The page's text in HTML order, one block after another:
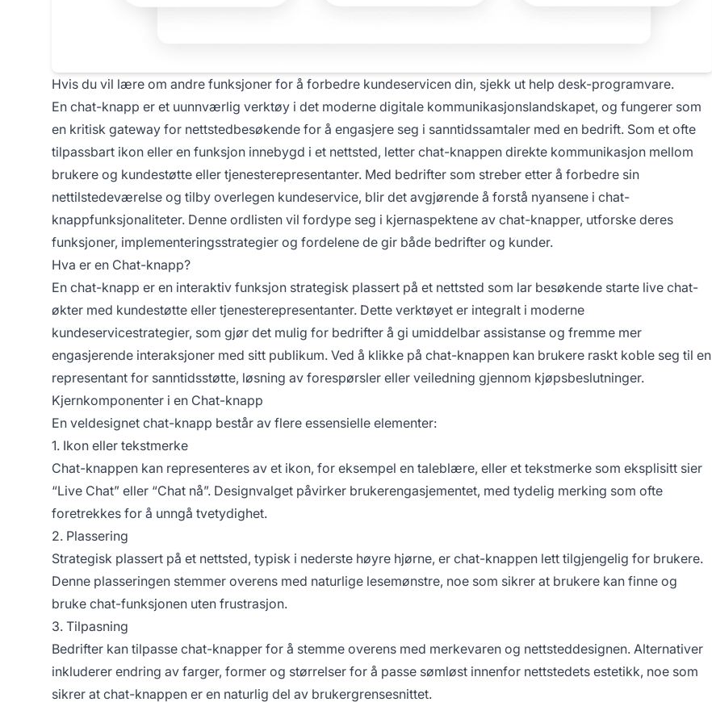
Hvis du vil lære om andre funksjoner for å forbedre kundeservicen din, sjekk ut help desk-programvare.
En chat-knapp er et uunnværlig verktøy i det moderne digitale kommunikasjonslandskapet, og fungerer som
en kritisk gateway for nettstedbesøkende for å engasjere seg i sanntidssamtaler med en bedrift. Som et ofte
tilpassbart ikon eller en funksjon innebygd i et nettsted, letter chat-knappen direkte kommunikasjon mellom
brukere og kundestøtte eller tjenesterepresentanter. Med bedrifter som streber etter å forbedre sin
nettilstedeværelse og tilby overlegen kundeservice, blir det avgjørende å forstå nyansene i chat-
knappfunksjonaliteter. Denne ordlisten vil fordype seg i kjernaspektene av chat-knapper, utforske deres
funksjoner, implementeringsstrategier og fordelene de gir både bedrifter og kunder.
Hva er en Chat-knapp?
En chat-knapp er en interaktiv funksjon strategisk plassert på et nettsted som lar besøkende starte live chat-
økter med kundestøtte eller tjenesterepresentanter. Dette verktøyet er integralt i moderne
kundeservicestrategier, som gjør det mulig for bedrifter å gi umiddelbar assistanse og fremme mer
engasjerende interaksjoner med sitt publikum. Ved å klikke på chat-knappen kan brukere raskt koble seg til en
representant for sanntidsstøtte, løsning av forespørsler eller veiledning gjennom kjøpsbeslutninger.
Kjernkomponenter i en Chat-knapp
En veldesignet chat-knapp består av flere essensielle elementer:
1. Ikon eller tekstmerke
Chat-knappen kan representeres av et ikon, for eksempel en taleblære, eller et tekstmerke som eksplisitt sier
“Live Chat” eller “Chat nå”. Designvalget påvirker brukerengasjementet, med tydelig merking som ofte
foretrekkes for å unngå tvetydighet.
2. Plassering
Strategisk plassert på et nettsted, typisk i nederste høyre hjørne, er chat-knappen lett tilgjengelig for brukere.
Denne plasseringen stemmer overens med naturlige lesemønstre, noe som sikrer at brukere kan finne og
bruke chat-funksjonen uten frustrasjon.
3. Tilpasning
Bedrifter kan tilpasse chat-knapper for å stemme overens med merkevaren og nettsteddesignen. Alternativer
inkluderer endring av farger, former og størrelser for å passe sømløst innenfor nettstedets estetikk, noe som
sikrer at chat-knappen er en naturlig del av brukergrensesnittet.